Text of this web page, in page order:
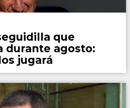
que
durante agosto:
jugará